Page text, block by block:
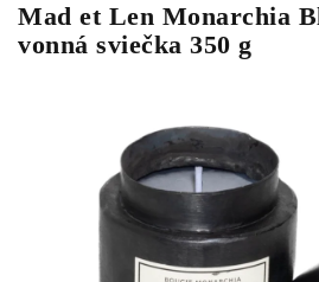
Mad et Len Monarchia
vonná sviečka 350 g